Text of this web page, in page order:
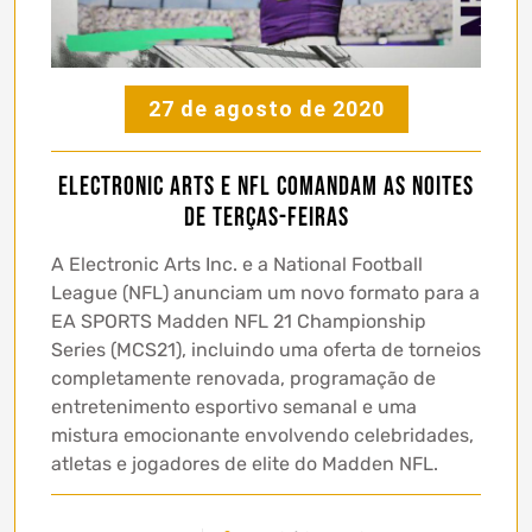
27 de agosto de 2020
Electronic Arts e NFL comandam as noites
de terças-feiras
A Electronic Arts Inc. e a National Football
League (NFL) anunciam um novo formato para a
EA SPORTS Madden NFL 21 Championship
Series (MCS21), incluindo uma oferta de torneios
completamente renovada, programação de
entretenimento esportivo semanal e uma
mistura emocionante envolvendo celebridades,
atletas e jogadores de elite do Madden NFL.